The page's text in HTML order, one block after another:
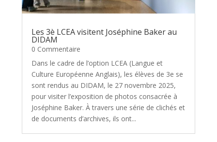
Les 3è LCEA visitent Joséphine Baker au
DIDAM
0 Commentaire
Dans le cadre de l’option LCEA (Langue et
Culture Européenne Anglais), les élèves de 3e se
sont rendus au DIDAM, le 27 novembre 2025,
pour visiter l’exposition de photos consacrée à
Joséphine Baker. À travers une série de clichés et
de documents d’archives, ils ont...